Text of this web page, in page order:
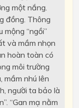
một nắng.
đồng. Thông
mộng “ngồi”
và mầm nhọn
hoàn toàn có
môi trường
mầm nhú lên
người ta bảo là
“Gan mạ nằm